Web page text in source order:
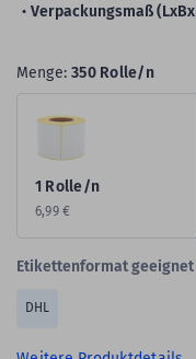
Verpackungsmaß
Etikettenformat
DHL
Menge:350 Rolle/n
1 Rolle/n
6,99 €